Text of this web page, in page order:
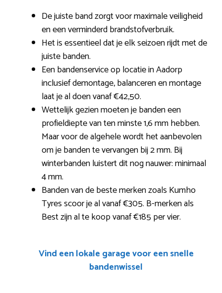
De juiste band zorgt voor maximale veiligheid
en een verminderd brandstofverbruik.
Het is essentieel dat je elk seizoen rijdt met de
juiste banden.
Een bandenservice op locatie in Aadorp
inclusief demontage, balanceren en montage
laat je al doen vanaf €42,50.
Wettelijk gezien moeten je banden een
profieldiepte van ten minste 1,6 mm hebben.
Maar voor de algehele wordt het aanbevolen
om je banden te vervangen bij 2 mm. Bij
winterbanden luistert dit nog nauwer: minimaal
4 mm.
Banden van de beste merken zoals Kumho
Tyres scoor je al vanaf €305. B-merken als
Best zijn al te koop vanaf €185 per vier.
Vind een lokale garage voor een snelle
bandenwissel